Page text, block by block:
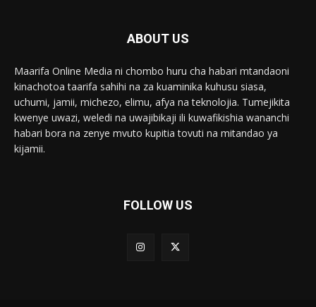
ABOUT US
Maarifa Online Media ni chombo huru cha habari mtandaoni
kinachotoa taarifa sahihi na za kuaminika kuhusu siasa,
uchumi, jamii, michezo, elimu, afya na teknolojia. Tumejikita
kwenye uwazi, weledi na uwajibikaji ili kuwafikishia wananchi
habari bora na zenye mvuto kupitia tovuti na mitandao ya
kijamii.
FOLLOW US